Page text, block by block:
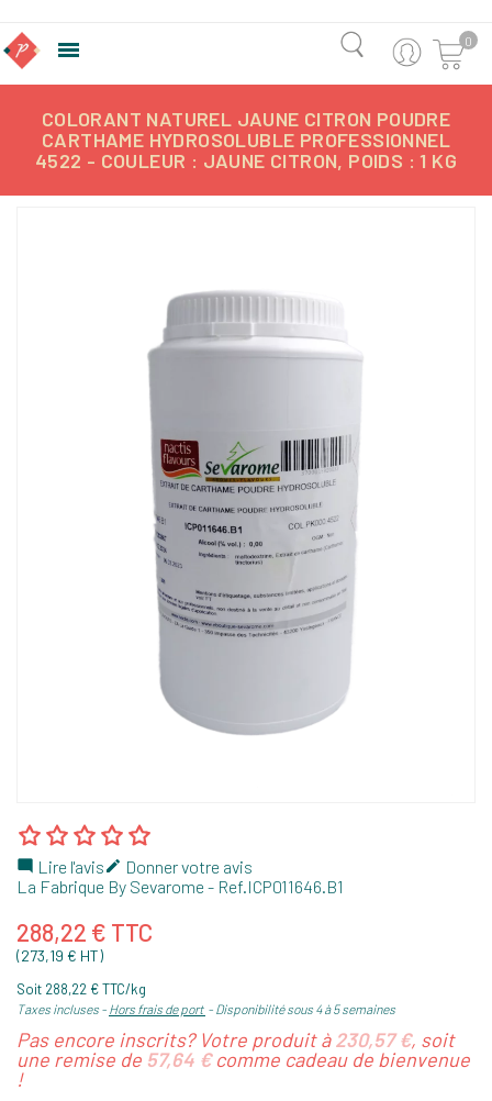
 0
COLORANT NATUREL JAUNE CITRON POUDRE
CARTHAME HYDROSOLUBLE PROFESSIONNEL
4522 - COULEUR : JAUNE CITRON, POIDS : 1 KG
 Lire l'avis Donner votre avis
La Fabrique By Sevarome - Ref. ICP011646.B1
288,22 € TTC
(273,19 € HT)
Soit 288,22 € TTC/kg
Taxes incluses Hors frais de port Disponibilité sous 4 à 5 semaines
Pas encore inscrits? Votre produit à230,57 €, soit
une remise de 57,64 €comme cadeau de bienvenue
!